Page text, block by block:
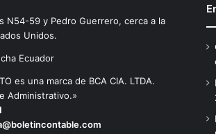
N54-59 y Pedro Guerrero, cerca a la
Unidos.
Ecuador
es una marca de BCA CIA. LTDA.
Administrativo.»